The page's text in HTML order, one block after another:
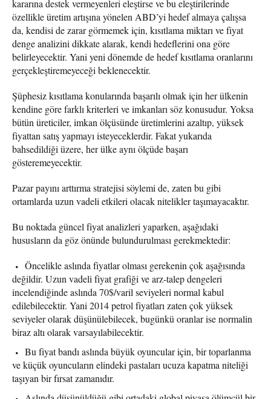
kararına destek vermeyenleri eleştirse ve bu eleştirilerinde
özellikle üretim artışına yönelen ABD’yi hedef almaya çalışsa
da, kendisi de zarar görmemek için, kısıtlama miktarı ve fiyat
denge analizini dikkate alarak, kendi hedeflerini ona göre
belirleyecektir. Yani yeni dönemde de hedef kısıtlama oranlarını
gerçekleştiremeyeceği beklenecektir.
Şüphesiz kısıtlama konularında başarılı olmak için her ülkenin
kendine göre farklı kriterleri ve imkanları söz konusudur. Yoksa
bütün üreticiler, imkan ölçüsünde üretimlerini azaltıp, yüksek
fiyattan satış yapmayı isteyeceklerdir. Fakat yukarıda
bahsedildiği üzere, her ülke aynı ölçüde başarı
gösteremeyecektir.
Pazar payını arttırma stratejisi söylemi de, zaten bu gibi
ortamlarda uzun vadeli etkileri olacak nitelikler taşımayacaktır.
Bu noktada güncel fiyat analizleri yaparken, aşağıdaki
hususların da göz önünde bulundurulması gerekmektedir:
Öncelikle aslında fiyatlar olması gerekenin çok aşağısında
değildir. Uzun vadeli fiyat grafiği ve arz-talep dengeleri
incelendiğinde aslında 70$/varil seviyeleri normal kabul
edilebilecektir. Yani 2014 petrol fiyatları zaten çok yüksek
seviyeler olarak düşünülebilecek, bugünkü oranlar ise normalin
biraz altı olarak varsayılabilecektir.
Bu fiyat bandı aslında büyük oyuncular için, bir toparlanma
ve küçük oyuncuların elindeki pastaları ucuza kapatma niteliği
taşıyan bir fırsat zamanıdır.